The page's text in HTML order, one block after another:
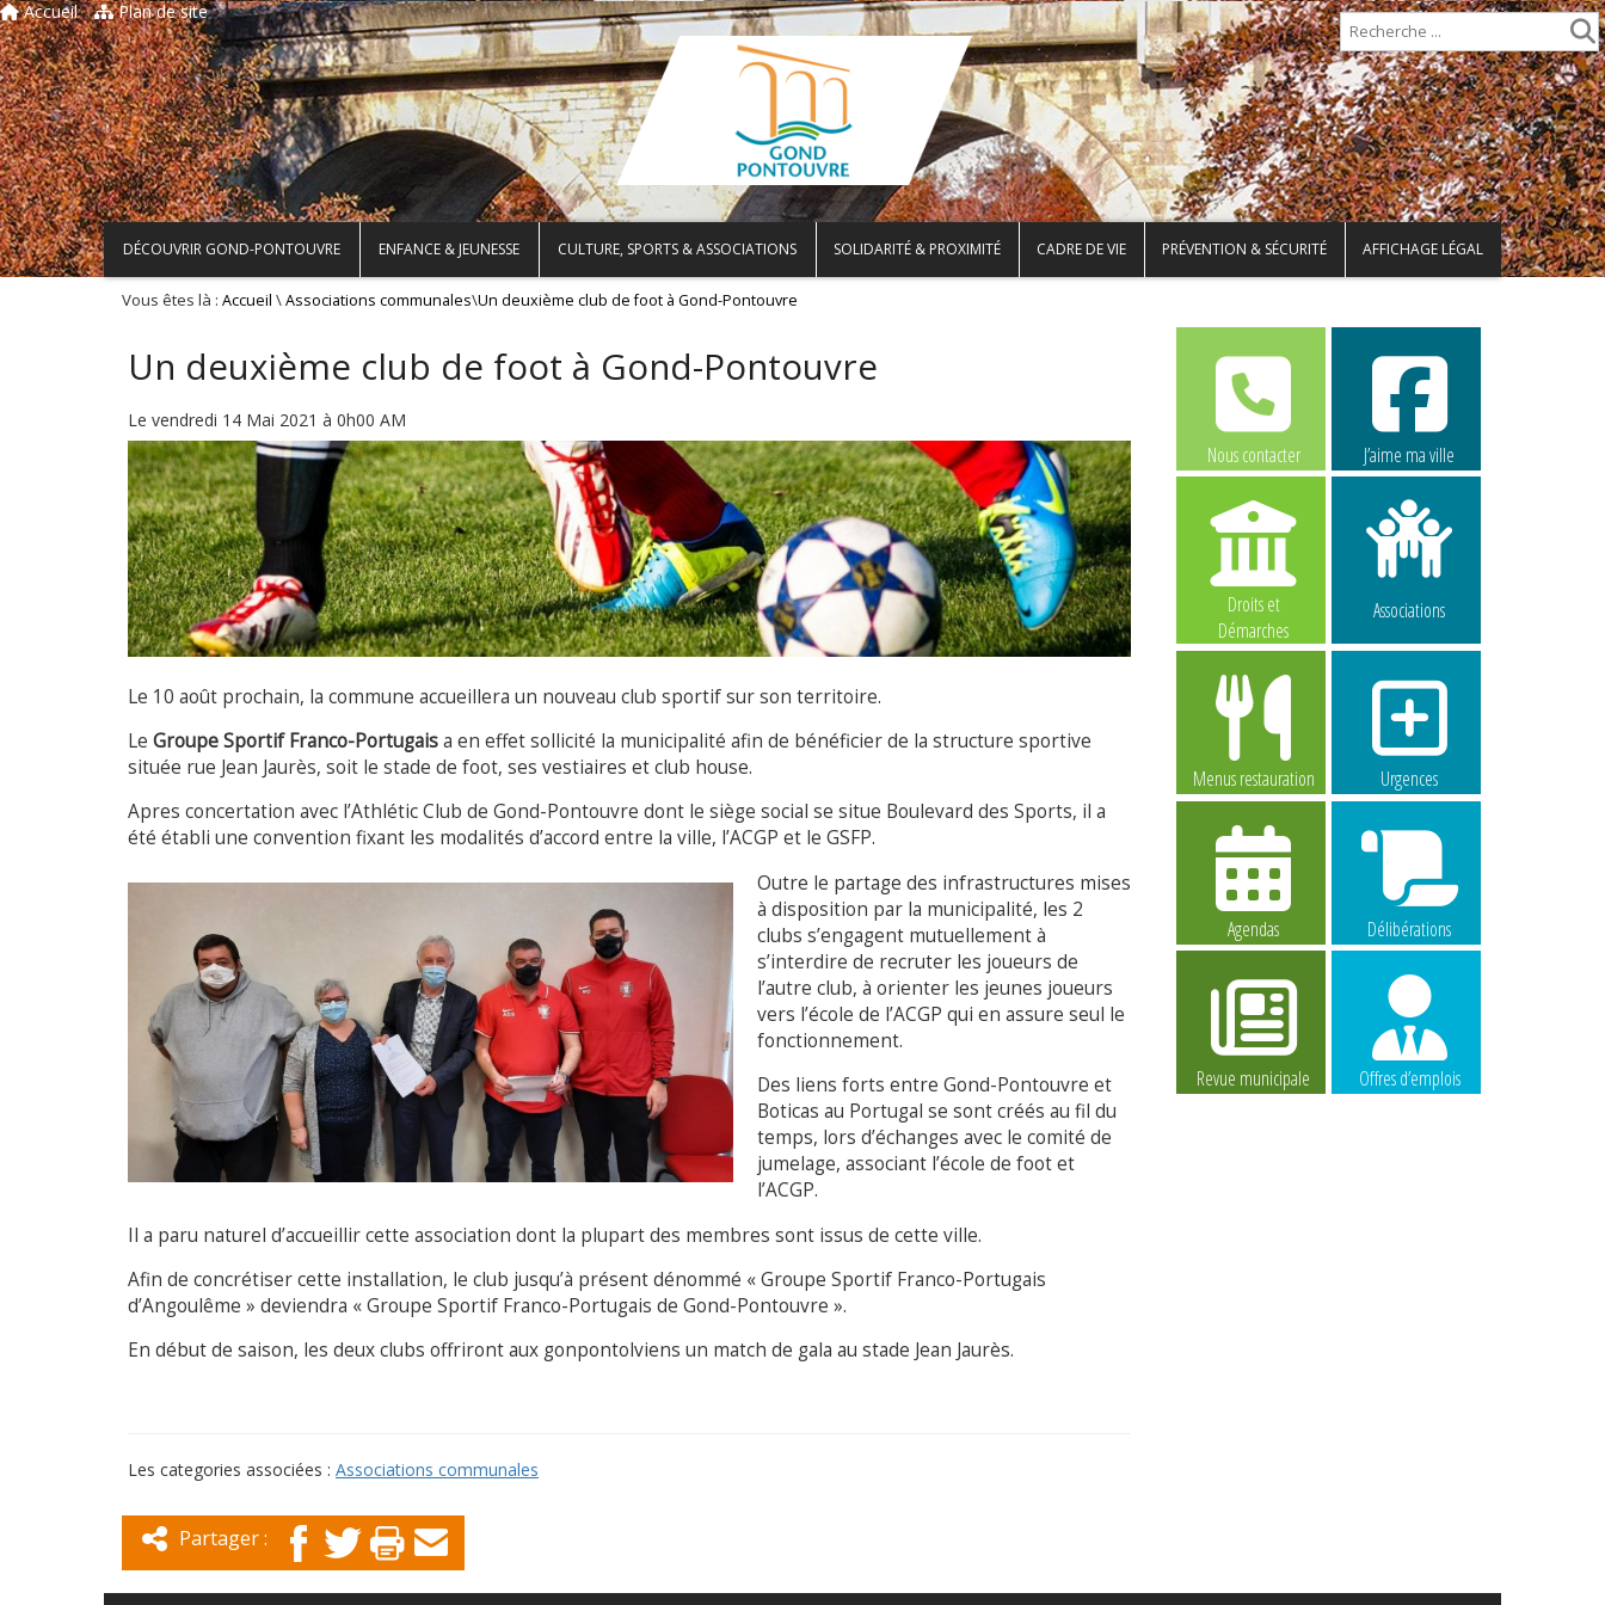
Accueil Plan de site
DÉCOUVRIR GOND-PONTOUVRE ENFANCE & JEUNESSE CULTURE, SPORTS & ASSOCIATIONS SOLIDARITÉ & PROXIMITÉ CADRE DE VIE PRÉVENTION & SÉCURITÉ AFFICHAGE LÉGAL
Vous êtes là : Accueil \Associations communales\Un deuxième club de foot à Gond-Pontouvre
Un deuxième club de foot à Gond-Pontouvre
Le vendredi 14 Mai 2021 à 0h00 AM
Le 10 août prochain, la commune accueillera un nouveau club sportif sur son territoire.
Le Groupe Sportif Franco-Portugaisa en effet sollicité la municipalité afin de bénéficier de la structure sportive
située rue Jean Jaurès, soit le stade de foot, ses vestiaires et club house.
Apres concertation avec l’Athlétic Club de Gond-Pontouvre dont le siège social se situe Boulevard des Sports, il a
été établi une convention fixant les modalités d’accord entre la ville, l’ACGP et le GSFP.
Outre le partage des infrastructures mises
à disposition par la municipalité, les 2
clubs s’engagent mutuellement à
s’interdire de recruter les joueurs de
l’autre club, à orienter les jeunes joueurs
vers l’école de l’ACGP qui en assure seul le
fonctionnement.
Des liens forts entre Gond-Pontouvre et
Boticas au Portugal se sont créés au fil du
temps, lors d’échanges avec le comité de
jumelage, associant l’école de foot et
l’ACGP.
Il a paru naturel d’accueillir cette association dont la plupart des membres sont issus de cette ville.
Afin de concrétiser cette installation, le club jusqu’à présent dénommé « Groupe Sportif Franco-Portugais
d’Angoulême » deviendra « Groupe Sportif Franco-Portugais de Gond-Pontouvre ».
En début de saison, les deux clubs offriront aux gonpontolviens un match de gala au stade Jean Jaurès.
Les categories associées : Associations communales
Nous contacter J’aime ma ville
Droits et
Démarches
Associations
Menus restauration Urgences
Agendas Délibérations
Revue municipale Offres d’emplois
Partager :